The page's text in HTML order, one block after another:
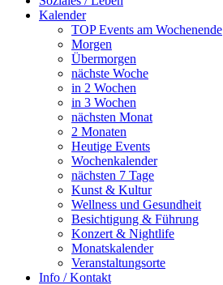
Kalender
TOP Events am Wochenende
Morgen
Übermorgen
nächste Woche
in 2 Wochen
in 3 Wochen
nächsten Monat
2 Monaten
Heutige Events
Wochenkalender
nächsten 7 Tage
Kunst & Kultur
Wellness und Gesundheit
Besichtigung & Führung
Konzert & Nightlife
Monatskalender
Veranstaltungsorte
Info / Kontakt